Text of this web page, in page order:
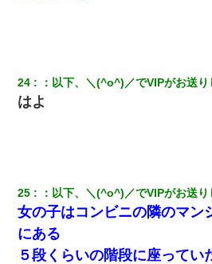
ことは謝ります。ごめんなさい…』私
って知ってるの？」相手『 』結果→
【悲報】お風呂で父親と姉が完全に行
朝起きたら嫁がいなかった。俺（嫁も
安だ）→ 仕事を早退して帰宅すると、
２人・・・
24 ： 以下、＼(^o^)／でVIPがお送り
はよ
25 ： 以下、＼(^o^)／でVIPがお送り
女の子はコンビニの隣のマン
にある
５段くらいの階段に座ってい